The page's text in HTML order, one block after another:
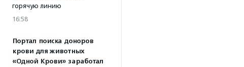
горячую линию
16:58
Портал поиска доноров
крови для животных
«Одной Крови» заработал